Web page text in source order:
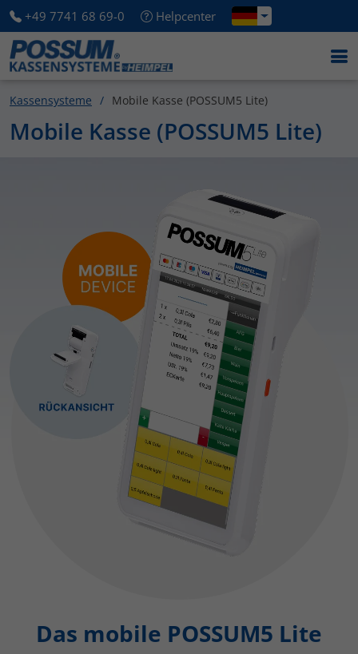
+49 7741 68 69-0 Helpcenter
Kassensysteme Mobile Kasse (POSSUM5 Lite)
Mobile Kasse (POSSUM5 Lite)
Das mobile POSSUM5 Lite